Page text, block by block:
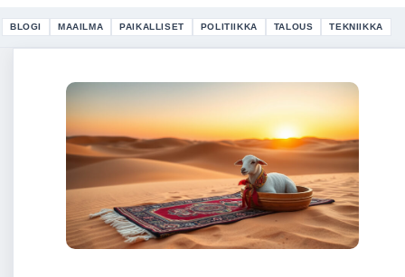
BLOGI MAAILMA PAIKALLISET POLITIIKKA TALOUS TEKNIIKKA